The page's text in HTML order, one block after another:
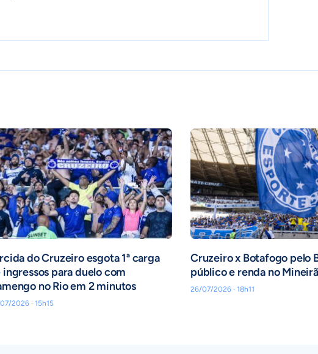
do Cruzeiro esgota 1ª carga
ingressos para duelo com
no Rio em 2 minutos
2026 · 15h15
Cruzeiro x Botafogo pelo
público e renda no
26/07/2026 · 18h11